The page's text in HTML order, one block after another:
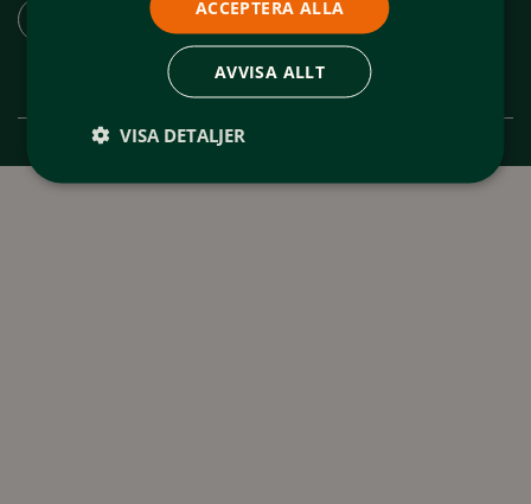
ACCEPTERA ALLA
AVVISA ALLT
VISA DETALJER